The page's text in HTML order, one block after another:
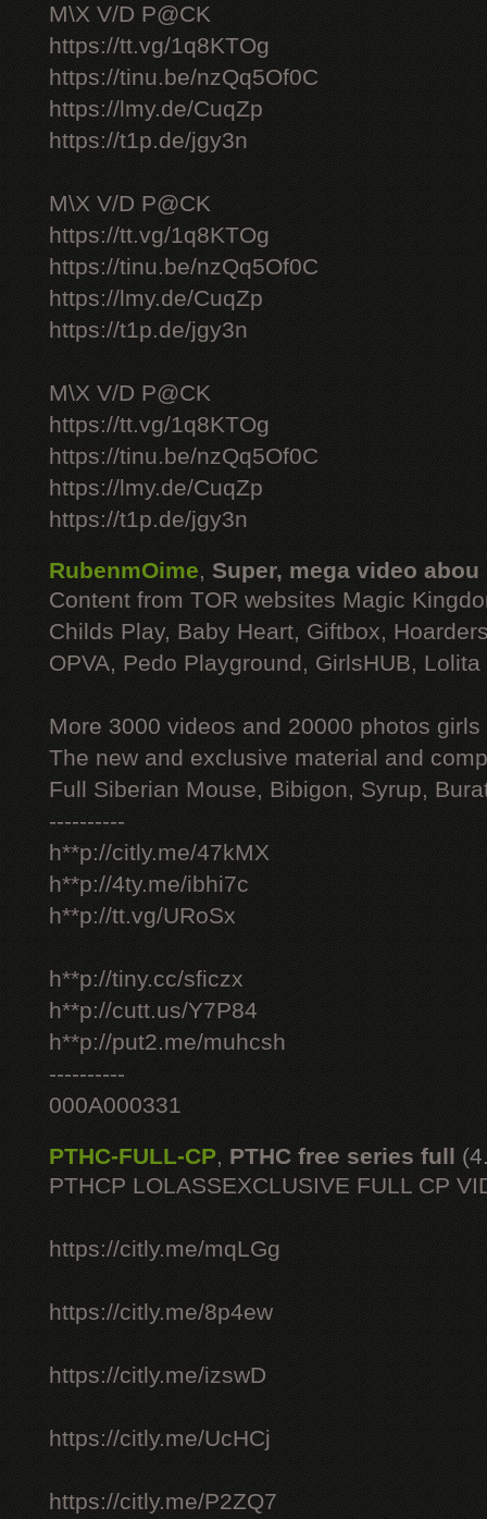
M\X V/D P@CK
https://tt.vg/1q8KTOg
https://tinu.be/nzQq5Of0C
https://lmy.de/CuqZp
https://t1p.de/jgy3n
M\X V/D P@CK
https://tt.vg/1q8KTOg
https://tinu.be/nzQq5Of0C
https://lmy.de/CuqZp
https://t1p.de/jgy3n
M\X V/D P@CK
https://tt.vg/1q8KTOg
https://tinu.be/nzQq5Of0C
https://lmy.de/CuqZp
https://t1p.de/jgy3n
RubenmOime, Super, mega video abou
Content from TOR websites Magic
Childs Play, Baby Heart, Giftbox,
OPVA, Pedo Playground, GirlsHUB, Lolita
More 3000 videos and 20000 photos
The new and exclusive material and
Full Siberian Mouse, Bibigon, Syrup,
----------
h**p://citly.me/47kMX
h**p://4ty.me/ibhi7c
h**p://tt.vg/URoSx
h**p://tiny.cc/sficzx
h**p://cutt.us/Y7P84
h**p://put2.me/muhcsh
----------
000A000331
PTHC-FULL-CP, PTHC free series full
PTHCP LOLASSEXCLUSIVE FULL CP
https://citly.me/mqLGg
https://citly.me/8p4ew
https://citly.me/izswD
https://citly.me/UcHCj
https://citly.me/P2ZQ7